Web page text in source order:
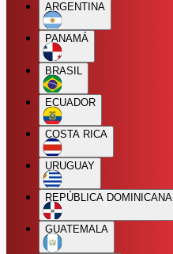
ARGENTINA
PANAMÁ
BRASIL
ECUADOR
COSTA RICA
URUGUAY
REPÚBLICA DOMINICANA
GUATEMALA